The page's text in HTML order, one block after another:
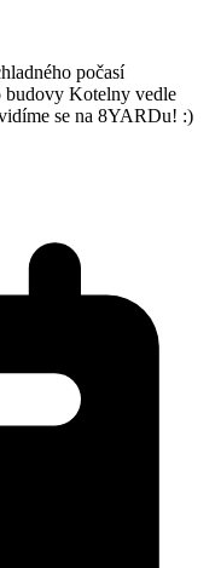
počasí
budovy Kotelny vedle
se na 8YARDu! :)